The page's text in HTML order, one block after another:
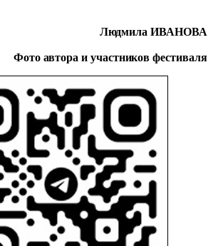
Людмила ИВАНОВА
Фото автора и участников фестиваля